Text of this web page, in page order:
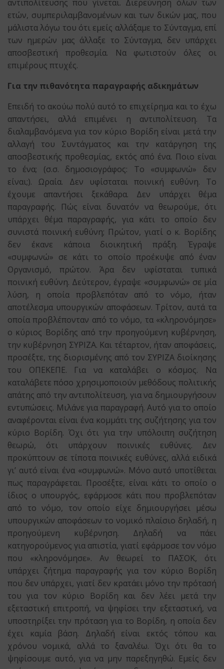
αντιπολίτευσης που γίνεται. Διερεύνηση όλων των
ετών, συμπεριλαμβανομένων και των δικών μας, που
μάλιστα λόγω του ότι εμείς αλλάξαμε το Σύνταγμα, επί
των ημερών μας άλλαξε το Σύνταγμα, δεν υπάρχει
αποσβεστική προθεσμία. Να φωτιστούν όλες οι
επιμέρους πτυχές.
Για την πιθανότητα παραγραφής αδικημάτων
Επειδή το ακούω πολύ αυτό το επιχείρημα και το έχω
απαντήσει, αλλά επιμένει η αντιπολίτευση. Τα
διαλαμβανόμενα για τον κύριο Βορίδη είναι μετά την
αλλαγή του Συντάγματος και την κατάργηση της
αποσβεστικής προθεσμίας, εκτός από ένα. Ποιο είναι
το ένα; (σ.σ. δημοσιογράφος: Το «συμφωνώ» δεν
είναι;). Ωραία. Δεν υφίσταται ποινική ευθύνη. Το
έχουμε απαντήσει ξεκάθαρα. Δεν υπάρχει θέμα
παραγραφής. Πώς είναι δυνατόν να θεωρούμε, ότι
υπάρχει θέμα παραγραφής, για κάτι το οποίο δεν
συνιστά ποινική ευθύνη; Πρώτον, γιατί ο κ. Βορίδης
δεν έκανε κάποια διοικητική πράξη. Έγραψε
«συμφωνώ» σε κάτι το οποίο προέκυψε από έναν
Οργανισμό, πρώτον. Άρα δεν υφίσταται τυπικά
ποινική ευθύνη. Δεύτερον, έγραψε «συμφωνώ» σε μία
λύση, η οποία προβλεπόταν από το νόμο, ήταν
αποτέλεσμα υπουργικών αποφάσεων. Τρίτον, αυτά τα
οποία προβλέπονταν από το νόμο, τα «κληρονόμησε»
ο κύριος Βορίδης από την προηγούμενη κυβέρνηση,
την κυβέρνηση ΣΥΡΙΖΑ. Και τέταρτον, ήταν αποφάσεις,
προσέξτε, της διορισμένης από τον ΣΥΡΙΖΑ διοίκησης
του ΟΠΕΚΕΠΕ. Για να καταλάβει ο κόσμος. Να
καταλάβετε πόσο χρησιμοποιούν μεθόδους πολιτικής
απάτης από την αντιπολίτευση, για να δημιουργήσουν
εντυπώσεις. Μιλάνε για παραγραφή. Αυτό για το οποίο
αναφέρονται είναι ένα κομμάτι της συζήτησης για τον
κύριο Βορίδη. Όχι ότι για την υπόλοιπη συζήτηση
θεωρώ, ότι υπάρχουν ποινικές ευθύνες. Δεν
προκύπτουν σε τίποτα ποινικές ευθύνες, αλλά ειδικά
γι’ αυτό είναι ένα «συμφωνώ». Μόνο αυτό υποτίθεται
πως παραγράφεται. Προσέξτε, είναι κάτι το οποίο ο
ίδιος ο υπουργός, εφάρμοσε κάτι που προβλεπόταν
από το νόμο, τον οποίο είχε δημιουργήσει μέσω
υπουργικών αποφάσεων το νομικό πλαίσιο δηλαδή, η
προηγούμενη κυβέρνηση. Δηλαδή να πάει
κατηγορούμενος για απιστία, γιατί εφάρμοσε τον νόμο
που «κληρονόμησε». Αν θεωρεί το ΠΑΣΟΚ, ότι
υπάρχει ζήτημα παραγραφής για τον κύριο Βορίδη
που δεν υπάρχει, γιατί δεν κρατάει μόνο την πρότασή
του για τον κύριο Βορίδη και δεν λέει μετά την
εξεταστική επιτροπή, να ψηφίσει την εξεταστική, να
υποστηρίξει την πρόταση για το Βορίδη, η οποία δεν
έχει καμία βάση. Δηλαδή είναι εκτός τόπου και
χρόνου νομικά, αλλά το ξαναλέω. Όχι ότι θα το
ψηφίσουμε αυτό, για να μην παρεξηγηθώ. Εμείς δεν